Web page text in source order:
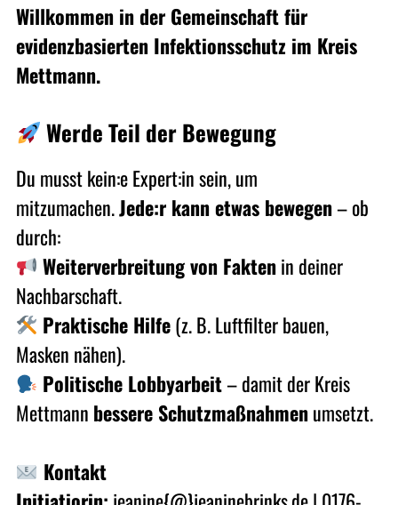
Willkommen in der Gemeinschaft für
evidenzbasierten Infektionsschutz im Kreis
Mettmann.
Werde Teil der Bewegung
Du musst kein:e Expert:in sein, um
mitzumachen.Jede:r kann etwas bewegen– ob
durch:
Weiterverbreitung von Faktenin deiner
Nachbarschaft.
Praktische Hilfe(z. B. Luftfilter bauen,
Masken nähen).
Politische Lobbyarbeit– damit der Kreis
Mettmann bessere Schutzmaßnahmenumsetzt.
Kontakt